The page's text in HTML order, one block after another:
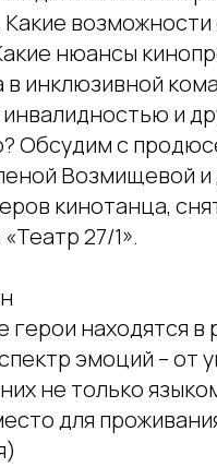
возможности
нюансы
инклюзивной
и
Обсудим с
Возмищевой
кинотанца,
27/1».
находятся в
эмоций – от
не только
для